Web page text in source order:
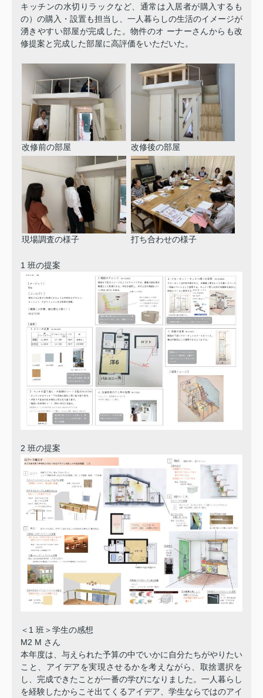
キッチンの水切りラックなど、通常は入居者が購入するも
の）の購入・設置も担当し、一人暮らしの生活のイメージが
湧きやすい部屋が完成した。物件のオ ーナーさんからも改
修提案と完成した部屋に高評価をいただいた。
改修前の部屋 改修後の部屋
現場調査の様子 打ち合わせの様子
1 班の提案
2 班の提案
＜1 班＞学生の感想
M2 M さん
本年度は、与えられた予算の中でいかに自分たちがやりたい
こと、アイデアを実現させるかを考えながら、取捨選択を
し、完成できたことが一番の学びになりました。一人暮らし
を経験したからこそ出てくるアイデア、学生ならではのアイ